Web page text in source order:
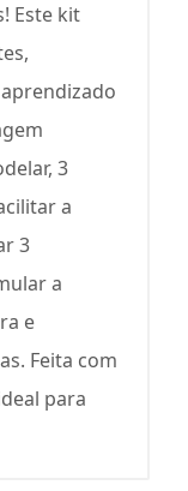
Este kit
3
a
3
a
e
Feita com
para